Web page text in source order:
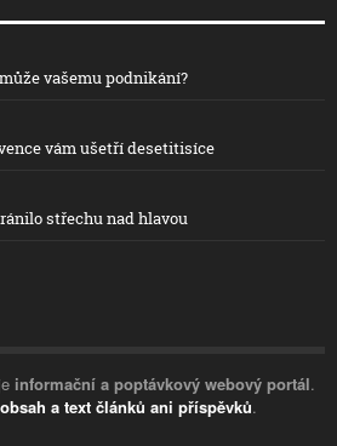
vašemu podnikání?
vám ušetří desetitisíce
střechu nad hlavou
informační a poptávkový webový portál.
a text článků ani příspěvků.